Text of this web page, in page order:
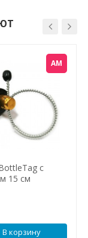
АМ
с
15 см
В корзину